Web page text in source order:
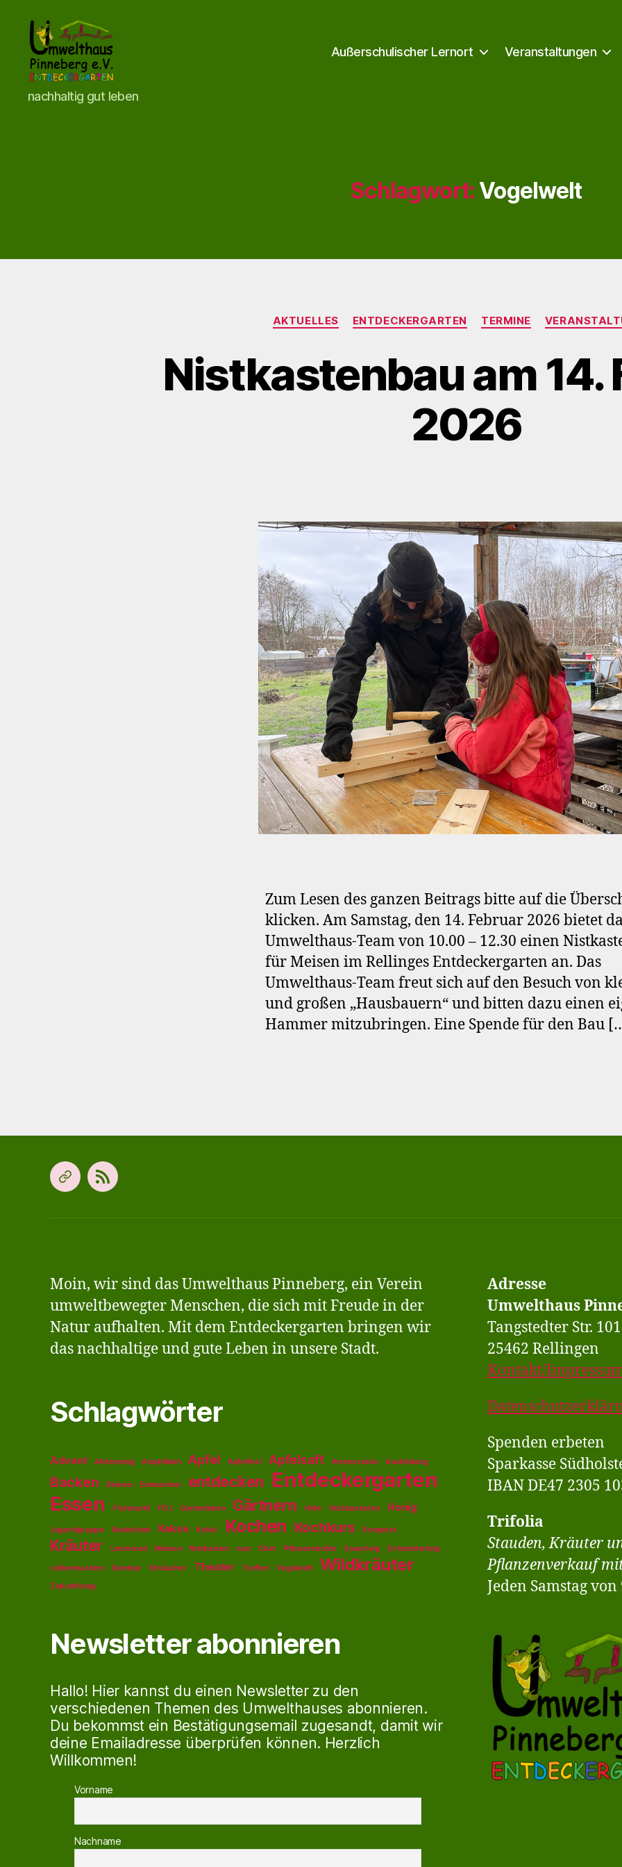
Umwelthaus
Pinneberg
nachhaltig gut leben
Außerschulischer Lernort Veranstaltungen
Schlagwort: Vogelwelt
Kategorien
AKTUELLES ENTDECKERGARTEN TERMINE
Nistkastenbau am 14.
2026
Zum Lesen des ganzen Beitrags bitte auf die
klicken. Am Samstag, den 14. Februar 2026 bietet
Umwelthaus-Team von 10.00 – 12.30 einen
für Meisen im Rellinges Entdeckergarten an. Das
Umwelthaus-Team freut sich auf den Besuch von
und großen „Hausbauern“ und bitten dazu einen
Hammer mitzubringen. Eine Spende für den Bau
Offene
für
Jugendliche
Neue
abonnieren
Moin, wir sind das Umwelthaus Pinneberg, ein Verein
umweltbewegter Menschen, die sich mit Freude in der
Natur aufhalten. Mit dem Entdeckergarten bringen wir
das nachhaltige und gute Leben in unsere Stadt.
Schlagwörter
Advent Aktionstag Amphibien Apfel Apfelfest Apfelsaft Artenscouts Ausbildung
Backen Bienen Einmachen entdecken Entdeckergarten
Essen Flohmarkt FÖJ Gartenleben Gärtnern Hefe Holzbackofen Honig
Jugendgruppe Kaninchen Kekse Knick Kochen Kochkurs Kompost
Kräuter Lastenrad Meisen Nistkasten nun Obst Pflanzenkohle Sauerteig Schmetterling
selbermachen Seminar Sträucher Theater Treffen Vogelwelt Wildkräuter
Zukunftstag
Newsletter abonnieren
Hallo! Hier kannst du einen Newsletter zu den
verschiedenen Themen des Umwelthauses abonnieren.
Du bekommst ein Bestätigungsemail zugesandt, damit wir
deine Emailadresse überprüfen können. Herzlich
Willkommen!
Vorname
Nachname
Adresse
Umwelthaus
Tangstedter Str. 101
25462 Rellingen
Kontakt/
Spenden erbeten
Sparkasse
IBAN DE47 2305
Trifolia
Stauden, Kräuter
Pflanzenverkauf
Jeden Samstag von